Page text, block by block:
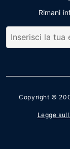
Rimani
Copyright ©
Legge